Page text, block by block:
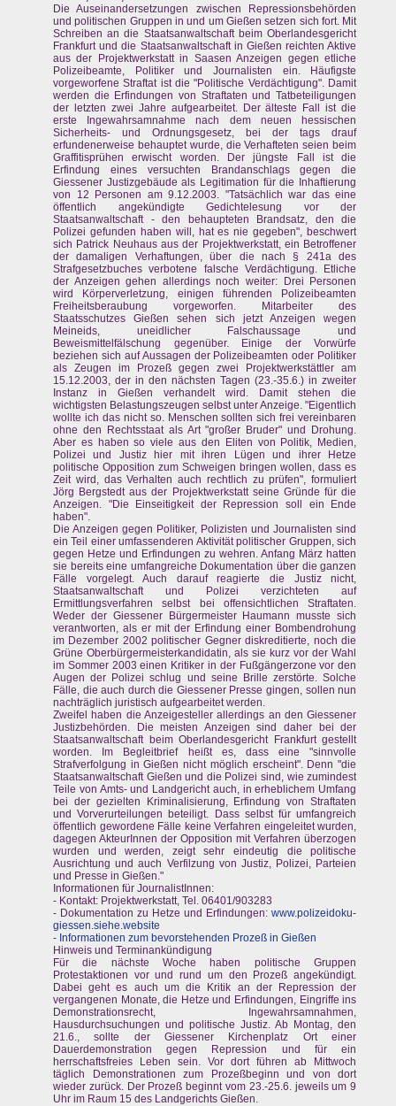
Die Auseinandersetzungen zwischen Repressionsbehörden
und politischen Gruppen in und um Gießen setzen sich fort. Mit
Schreiben an die Staatsanwaltschaft beim Oberlandesgericht
Frankfurt und die Staatsanwaltschaft in Gießen reichten Aktive
aus der Projektwerkstatt in Saasen Anzeigen gegen etliche
Polizeibeamte, Politiker und Journalisten ein. Häufigste
vorgeworfene Straftat ist die "Politische Verdächtigung". Damit
werden die Erfindungen von Straftaten und Tatbeteiligungen
der letzten zwei Jahre aufgearbeitet. Der älteste Fall ist die
erste Ingewahrsamnahme nach dem neuen hessischen
Sicherheits- und Ordnungsgesetz, bei der tags drauf
erfundenerweise behauptet wurde, die Verhafteten seien beim
Graffitisprühen erwischt worden. Der jüngste Fall ist die
Erfindung eines versuchten Brandanschlags gegen die
Giessener Justizgebäude als Legitimation für die Inhaftierung
von 12 Personen am 9.12.2003. "Tatsächlich war das eine
öffentlich angekündigte Gedichtelesung vor der
Staatsanwaltschaft - den behaupteten Brandsatz, den die
Polizei gefunden haben will, hat es nie gegeben", beschwert
sich Patrick Neuhaus aus der Projektwerkstatt, ein Betroffener
der damaligen Verhaftungen, über die nach § 241a des
Strafgesetzbuches verbotene falsche Verdächtigung. Etliche
der Anzeigen gehen allerdings noch weiter: Drei Personen
wird Körperverletzung, einigen führenden Polizeibeamten
Freiheitsberaubung vorgeworfen. Mitarbeiter des
Staatsschutzes Gießen sehen sich jetzt Anzeigen wegen
Meineids, uneidlicher Falschaussage und
Beweismittelfälschung gegenüber. Einige der Vorwürfe
beziehen sich auf Aussagen der Polizeibeamten oder Politiker
als Zeugen im Prozeß gegen zwei Projektwerkstättler am
15.12.2003, der in den nächsten Tagen (23.-35.6.) in zweiter
Instanz in Gießen verhandelt wird. Damit stehen die
wichtigsten Belastungszeugen selbst unter Anzeige. "Eigentlich
wollte ich das nicht so. Menschen sollten sich frei vereinbaren
ohne den Rechtsstaat als Art "großer Bruder" und Drohung.
Aber es haben so viele aus den Eliten von Politik, Medien,
Polizei und Justiz hier mit ihren Lügen und ihrer Hetze
politische Opposition zum Schweigen bringen wollen, dass es
Zeit wird, das Verhalten auch rechtlich zu prüfen", formuliert
Jörg Bergstedt aus der Projektwerkstatt seine Gründe für die
Anzeigen. "Die Einseitigkeit der Repression soll ein Ende
haben".
Die Anzeigen gegen Politiker, Polizisten und Journalisten sind
ein Teil einer umfassenderen Aktivität politischer Gruppen, sich
gegen Hetze und Erfindungen zu wehren. Anfang März hatten
sie bereits eine umfangreiche Dokumentation über die ganzen
Fälle vorgelegt. Auch darauf reagierte die Justiz nicht,
Staatsanwaltschaft und Polizei verzichteten auf
Ermittlungsverfahren selbst bei offensichtlichen Straftaten.
Weder der Giessener Bürgermeister Haumann musste sich
verantworten, als er mit der Erfindung einer Bombendrohung
im Dezember 2002 politischer Gegner diskreditierte, noch die
Grüne Oberbürgermeisterkandidatin, als sie kurz vor der Wahl
im Sommer 2003 einen Kritiker in der Fußgängerzone vor den
Augen der Polizei schlug und seine Brille zerstörte. Solche
Fälle, die auch durch die Giessener Presse gingen, sollen nun
nachträglich juristisch aufgearbeitet werden.
Zweifel haben die Anzeigesteller allerdings an den Giessener
Justizbehörden. Die meisten Anzeigen sind daher bei der
Staatsanwaltschaft beim Oberlandesgericht Frankfurt gestellt
worden. Im Begleitbrief heißt es, dass eine "sinnvolle
Strafverfolgung in Gießen nicht möglich erscheint". Denn "die
Staatsanwaltschaft Gießen und die Polizei sind, wie zumindest
Teile von Amts- und Landgericht auch, in erheblichem Umfang
bei der gezielten Kriminalisierung, Erfindung von Straftaten
und Vorverurteilungen beteiligt. Dass selbst für umfangreich
öffentlich gewordene Fälle keine Verfahren eingeleitet wurden,
dagegen AkteurInnen der Opposition mit Verfahren überzogen
wurden und werden, zeigt sehr eindeutig die politische
Ausrichtung und auch Verfilzung von Justiz, Polizei, Parteien
und Presse in Gießen."
Informationen für JournalistInnen:
- Kontakt: Projektwerkstatt, Tel. 06401/903283
- Dokumentation zu Hetze und Erfindungen:www.polizeidoku-
giessen.siehe.website
- Informationen zum bevorstehenden Prozeß in Gießen
Hinweis und Terminankündigung
Für die nächste Woche haben politische Gruppen
Protestaktionen vor und rund um den Prozeß angekündigt.
Dabei geht es auch um die Kritik an der Repression der
vergangenen Monate, die Hetze und Erfindungen, Eingriffe ins
Demonstrationsrecht, Ingewahrsamnahmen,
Hausdurchsuchungen und politische Justiz. Ab Montag, den
21.6., sollte der Giessener Kirchenplatz Ort einer
Dauerdemonstration gegen Repression und für ein
herrschaftsfreies Leben sein. Vor dort führen ab Mittwoch
täglich Demonstrationen zum Prozeßbeginn und von dort
wieder zurück. Der Prozeß beginnt vom 23.-25.6. jeweils um 9
Uhr im Raum 15 des Landgerichts Gießen.